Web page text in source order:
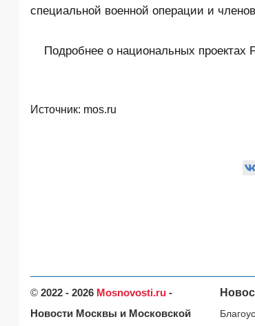
специальной военной операции и
Подробнее о национальных проектах
Источник: mos.ru
© 2022 - 2026 Mosnovosti.ru -
Новости Москвы и Московской